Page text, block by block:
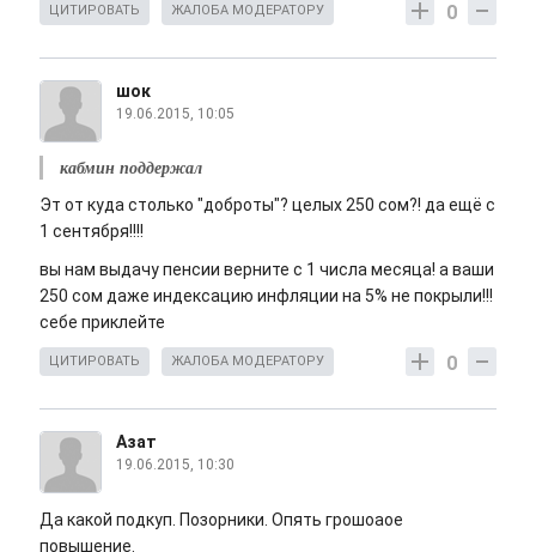
0
ЦИТИРОВАТЬ ЖАЛОБА МОДЕРАТОРУ
шок
19.06.2015, 10:05
кабмин поддержал
Эт от куда столько "доброты"? целых 250 сом?! да ещё с
1 сентября!!!!
вы нам выдачу пенсии верните с 1 числа месяца! а ваши
250 сом даже индексацию инфляции на 5% не покрыли!!!
себе приклейте
0
ЦИТИРОВАТЬ ЖАЛОБА МОДЕРАТОРУ
Азат
19.06.2015, 10:30
Да какой подкуп. Позорники. Опять грошоаое
повышение.